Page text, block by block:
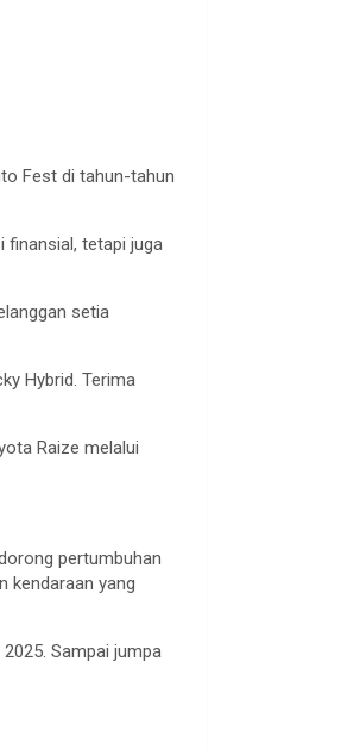
Fest di tahun-tahun
finansial, tetapi juga
setia
Hybrid. Terima
Raize melalui
pertumbuhan
kendaraan yang
Sampai jumpa